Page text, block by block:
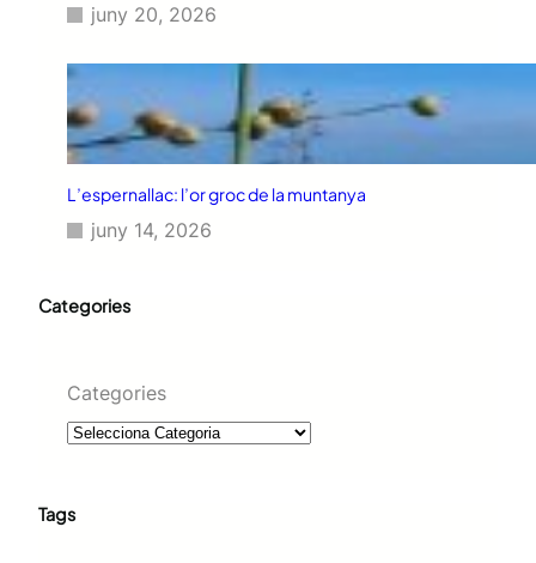
juny 20, 2026
L’espernallac: l’or groc de la muntanya
juny 14, 2026
Categories
Categories
Tags